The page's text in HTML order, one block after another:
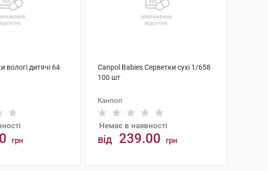
вологі дитячі 64
грн
Canpol Babies Серветки сухі 1/658
100 шт
Канпол
Немає в наявності
від 239.00 грн